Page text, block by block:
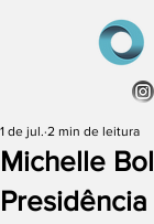
Michelle
1 de jul. 2 min de leitura